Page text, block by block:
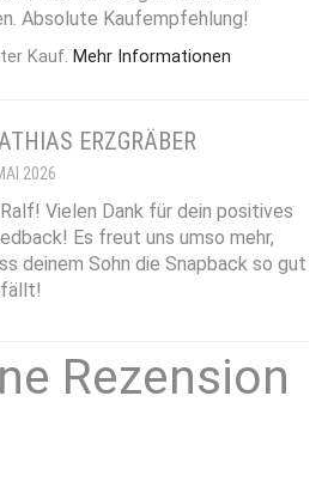
Absolute Kaufempfehlung!
Kauf. Mehr Informationen
ERZGRÄBER
2026
Vielen Dank für dein positives
Es freut uns umso mehr,
deinem Sohn die Snapback so gut
Rezension